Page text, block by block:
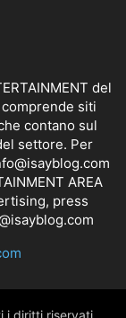
del
siti
contano sul
settore. Per
AREA
press